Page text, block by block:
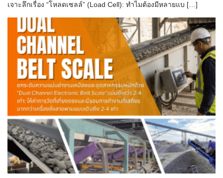
เจาะลึกเรื่อง “โหลดเซลล์” (Load Cell): ทำไมต้องมีหลายแบ […]